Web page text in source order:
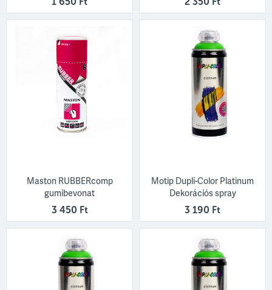
Maston RUBBERcomp
gumibevonat
3 450 Ft
Motip Dupli-Color Platinum
Dekorációs spray
3 190 Ft